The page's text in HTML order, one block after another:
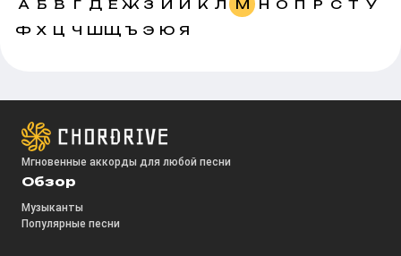
А Б В Г Д Е Ж З И Й К Л М Н О П Р С Т У
Ф Х Ц Ч ШЩ Ъ Э Ю Я
Мгновенные аккорды для любой песни
Обзор
Музыканты
Популярные песни